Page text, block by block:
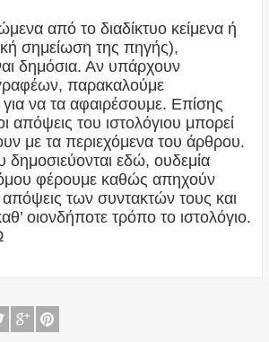
από το διαδίκτυο κείμενα ή
σημείωση της πηγής),
δημόσια. Αν υπάρχουν
παρακαλούμε
να τα αφαιρέσουμε. Επίσης
απόψεις του ιστολόγιου μπορεί
με τα περιεχόμενα του άρθρου.
δημοσιεύονται εδώ, ουδεμία
φέρουμε καθώς απηχούν
απόψεις των συντακτών τους και
οιονδήποτε τρόπο το ιστολόγιο.